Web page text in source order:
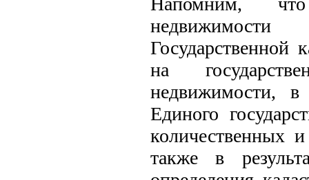
Государственной
на
недвижимости, в
Единого
количественных
также в